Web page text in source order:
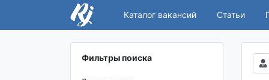
Каталог вакансий Статьи
Фильтры поиска